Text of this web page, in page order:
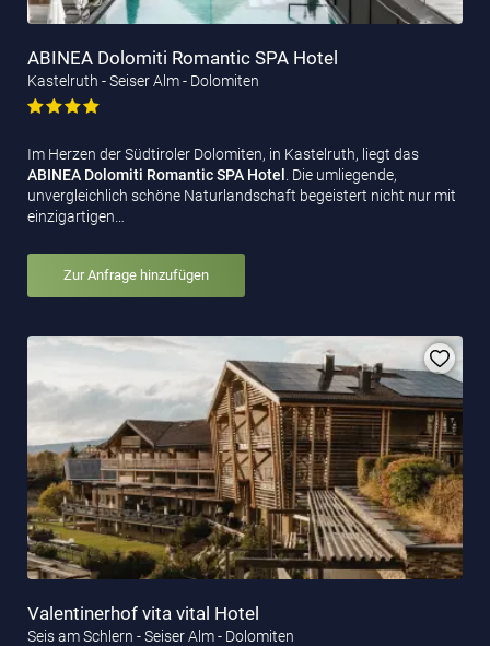
ABINEA Dolomiti Romantic SPA Hotel
Kastelruth - Seiser Alm - Dolomiten
Im Herzen der Südtiroler Dolomiten, in Kastelruth, liegt das
ABINEA Dolomiti Romantic SPA Hotel . Die umliegende,
unvergleichlich schöne Naturlandschaft begeistert nicht nur mit
einzigartigen…
Zur Anfrage hinzufügen
Valentinerhof vita vital Hotel
Seis am Schlern - Seiser Alm - Dolomiten